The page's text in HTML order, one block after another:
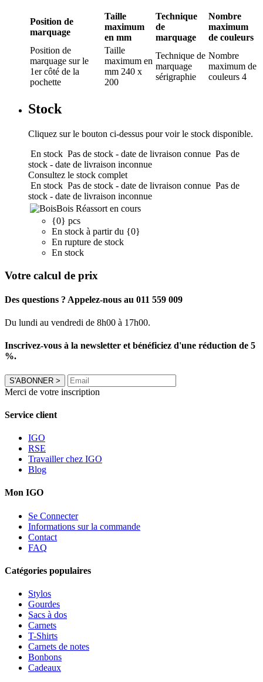
Position de
marquage
Taille
maximum
en mm
Technique
de
marquage
Nombre
maximum
de couleurs
Position de
marquage sur le
1er côté de la
pochette
Taille
maximum en
mm 240 x
200
Technique de
marquage
sérigraphie
Nombre
maximum de
couleurs 4
Stock
Cliquez sur le bouton ci-dessus pour voir le stock disponible.
En stock Pas de stock - date de livraison connue Pas de
stock - date de livraison inconnue
Consultez le stock complet
En stock Pas de stock - date de livraison connue Pas de
stock - date de livraison inconnue
Bois Réassort en cours
{0} pcs
En stock à partir du {0}
En rupture de stock
En stock
Votre calcul de prix
Des questions ? Appelez-nous au 011 559 009
Du lundi au vendredi de 8h00 à 17h00.
Inscrivez-vous à la newsletter et bénéficiez d'une réduction de 5
%.
S'ABONNER >
Merci de votre inscription
Service client
IGO
RSE
Travailler chez IGO
Blog
Mon IGO
Se Connecter
Informations sur la commande
Contact
FAQ
Catégories populaires
Stylos
Gourdes
Sacs à dos
Carnets
T-Shirts
Carnets de notes
Bonbons
Cadeaux